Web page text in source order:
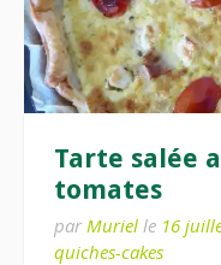
Tarte salée
tomates
par Muriel le 16
quiches-cakes